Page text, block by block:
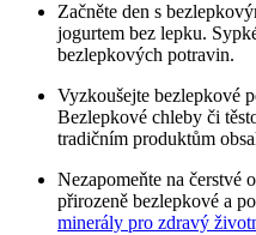
Začněte den s
jogurtem bez lepku.
bezlepkových potravin.
Vyzkoušejte bezlepkové
Bezlepkové ‍chleby či
tradičním produktům
Nezapomeňte na čerstvé
přirozeně bezlepkové a
minerály pro zdravý